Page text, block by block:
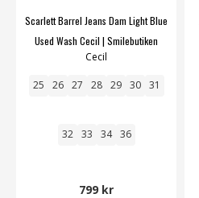
Scarlett Barrel Jeans Dam Light Blue
Used Wash Cecil | Smilebutiken
Cecil
25 26 27 28 29 30 31
32 33 34 36
799 kr